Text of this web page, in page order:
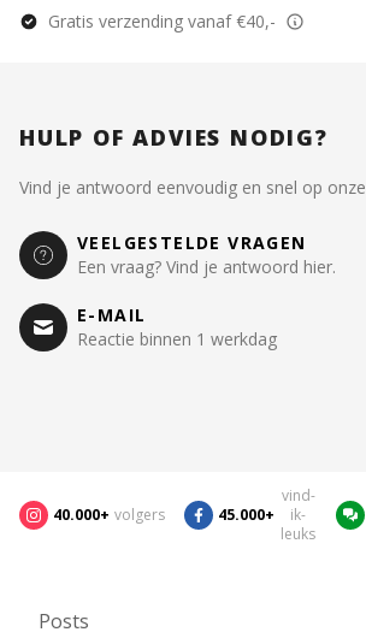
Gratis verzending vanaf €40,-
HULP OF ADVIES NODIG?
Vind je antwoord eenvoudig en snel op onze
VEELGESTELDE VRAGEN
Een vraag? Vind je antwoord hier.
E-MAIL
Reactie binnen 1 werkdag
40.000+ volgers 45.000+
vind-
ik-
leuks
Posts